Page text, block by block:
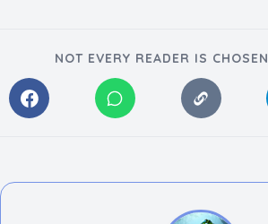
NOT EVERY READER IS